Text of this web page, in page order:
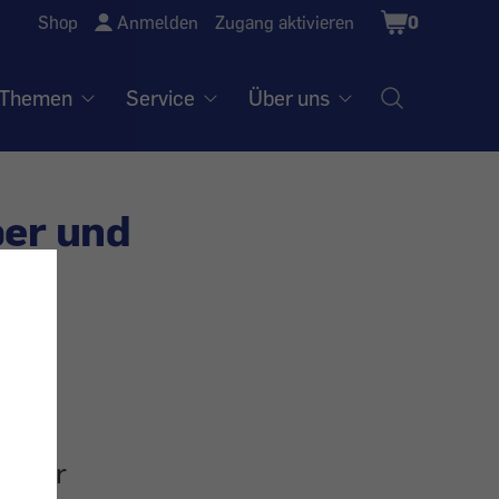
Shop Anmelden Zugang aktivieren
Shopping
Cart
0
Service Über uns
und
der